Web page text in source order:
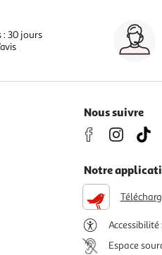
: 30 jours
Nous suivre
Notre
Espace